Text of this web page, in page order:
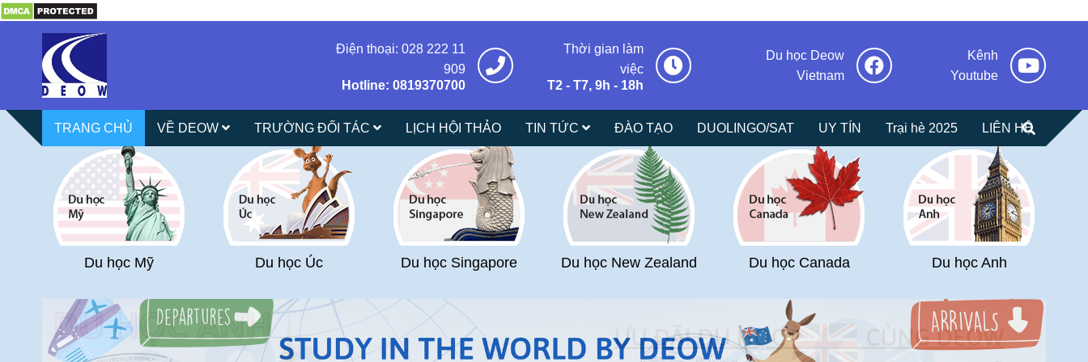
Điện thoại: 028 222 11
909
Hotline: 0819370700
Thời gian làm
việc
T2 - T7, 9h - 18h
Du học Deow
Vietnam
Kênh
Youtube
TRANG CHỦ VỀ DEOW TRƯỜNG ĐỐI TÁC LỊCH HỘI THẢO TIN TỨC ĐÀO TẠO DUOLINGO/SAT UY TÍN Trại hè 2025 LIÊN HỆ
Du học Mỹ Du học Úc Du học Singapore Du học New Zealand Du học Canada Du học Anh